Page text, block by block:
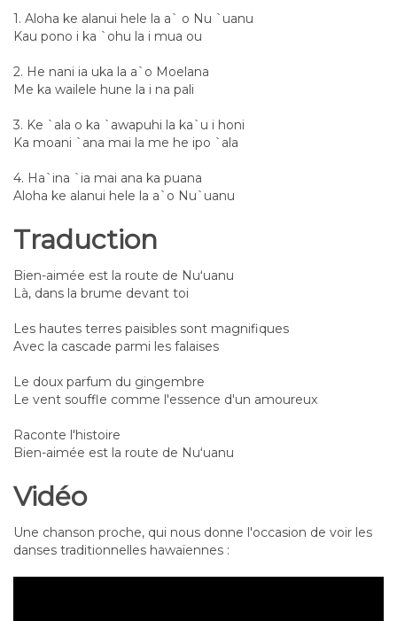
1. Aloha ke alanui hele la a` o Nu `uanu
Kau pono i ka `ohu la i mua ou
2. He nani ia uka la a`o Moelana
Me ka wailele hune la i na pali
3. Ke `ala o ka `awapuhi la ka`u i honi
Ka moani `ana mai la me he ipo `ala
4. Ha`ina `ia mai ana ka puana
Aloha ke alanui hele la a`o Nu`uanu
Traduction
Bien-aimée est la route de Nuʻuanu
Là, dans la brume devant toi
Les hautes terres paisibles sont magnifiques
Avec la cascade parmi les falaises
Le doux parfum du gingembre
Le vent souffle comme l'essence d'un amoureux
Raconte l'histoire
Bien-aimée est la route de Nuʻuanu
Vidéo
Une chanson proche, qui nous donne l'occasion de voir les
danses traditionnelles hawaïennes :